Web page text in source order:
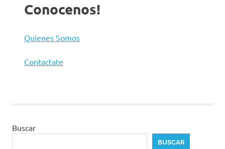
Conocenos!
Quienes Somos
Contactate
Buscar
BUSCAR